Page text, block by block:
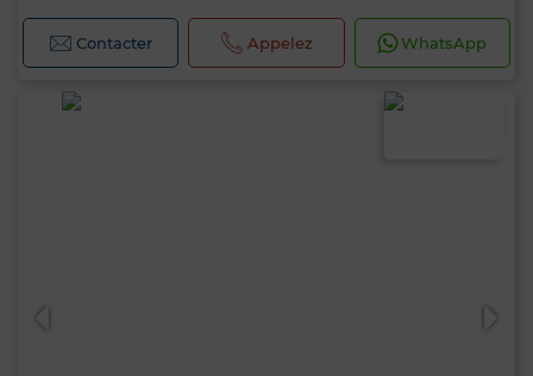
Contacter Appelez WhatsApp